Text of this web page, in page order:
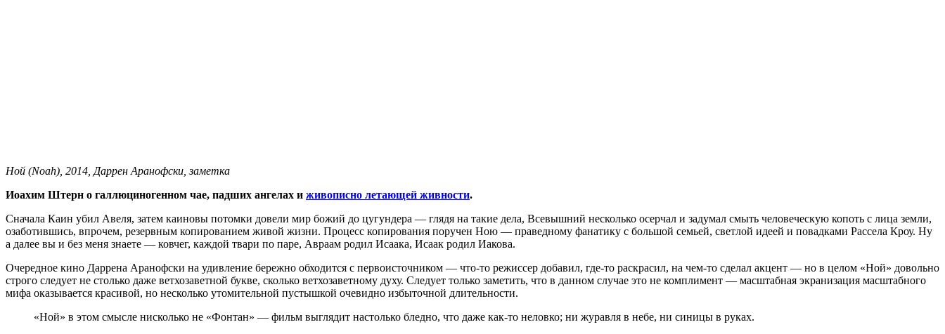
Ной (Noah), 2014, Даррен Аранофски, заметка
Иоахим Штерн о галлюциногенном чае, падших ангелах и живописно летающей живности.
Сначала Каин убил Авеля, затем каиновы потомки довели мир божий до цугундера — глядя на такие дела, Всевышний несколько осерчал и задумал смыть человеческую копоть с лица земли,
озаботившись, впрочем, резервным копированием живой жизни. Процесс копирования поручен Ною — праведному фанатику с большой семьей, светлой идеей и повадками Рассела Кроу. Ну
а далее вы и без меня знаете — ковчег, каждой твари по паре, Авраам родил Исаака, Исаак родил Иакова.
Очередное кино Даррена Аранофски на удивление бережно обходится с первоисточником — что-то режиссер добавил, где-то раскрасил, на чем-то сделал акцент — но в целом «Ной» довольно
строго следует не столько даже ветхозаветной букве, сколько ветхозаветному духу. Следует только заметить, что в данном случае это не комплимент — масштабная экранизация масштабного
мифа оказывается красивой, но несколько утомительной пустышкой очевидно избыточной длительности.
«Ной» в этом смысле нисколько не «Фонтан» — фильм выглядит настолько бледно, что даже как-то неловко; ни журавля в небе, ни синицы в руках.